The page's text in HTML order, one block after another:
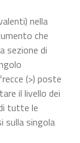
nella
che
sezione di
(>) poste
il livello dei
tutte le
sulla singola